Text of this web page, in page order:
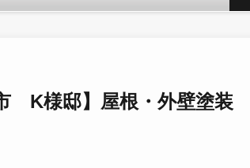
K様邸】屋根・外壁塗装